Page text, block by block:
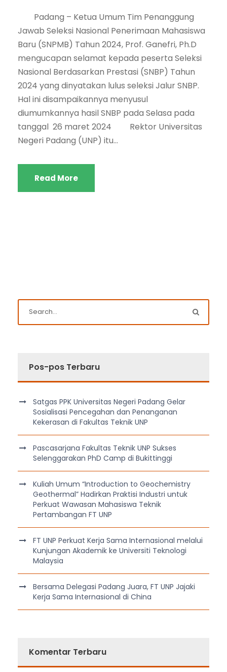
Padang – Ketua Umum Tim Penanggung
Jawab Seleksi Nasional Penerimaan Mahasiswa
Baru (SNPMB) Tahun 2024, Prof. Ganefri, Ph.D
mengucapan selamat kepada peserta Seleksi
Nasional Berdasarkan Prestasi (SNBP) Tahun
2024 yang dinyatakan lulus seleksi Jalur SNBP.
Hal ini disampaikannya menyusul
diumumkannya hasil SNBP pada Selasa pada
tanggal 26 maret 2024 Rektor Universitas
Negeri Padang (UNP) itu...
Read More
Pos-pos Terbaru
Satgas PPK Universitas Negeri Padang Gelar
Sosialisasi Pencegahan dan Penanganan
Kekerasan di Fakultas Teknik UNP
Pascasarjana Fakultas Teknik UNP Sukses
Selenggarakan PhD Camp di Bukittinggi
Kuliah Umum “Introduction to Geochemistry
Geothermal” Hadirkan Praktisi Industri untuk
Perkuat Wawasan Mahasiswa Teknik
Pertambangan FT UNP
FT UNP Perkuat Kerja Sama Internasional melalui
Kunjungan Akademik ke Universiti Teknologi
Malaysia
Bersama Delegasi Padang Juara, FT UNP Jajaki
Kerja Sama Internasional di China
Komentar Terbaru